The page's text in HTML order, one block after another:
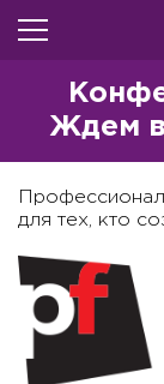
Ждем
для тех, кто